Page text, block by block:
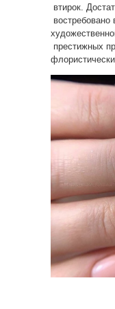
втирок.
престижных